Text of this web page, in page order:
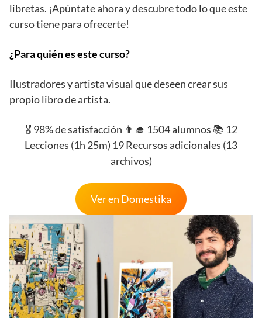
libretas. ¡Apúntate ahora y descubre todo lo que este
curso tiene para ofrecerte!
¿Para quién es este curso?
Ilustradores y artista visual que deseen crear sus
propio libro de artista.
🎖️ 98% de satisfacción 👨‍🎓 1504 alumnos 📚 12
Lecciones (1h 25m) 19 Recursos adicionales (13
archivos)
Ver en Domestika